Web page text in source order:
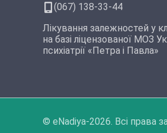
(067) 138-33-44
Лікування залежностей у
на базі ліцензованої МОЗ
психіатрії «Петра і Павла»
© eNadiya-2026. Всі права